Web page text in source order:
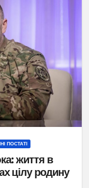
ПОСТАТІ
життя в
цілу родину